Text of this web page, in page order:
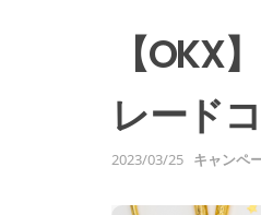
【
レード
2023/03/25 キャンペ